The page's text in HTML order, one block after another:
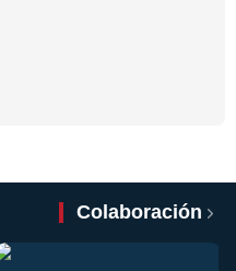
Colaboración